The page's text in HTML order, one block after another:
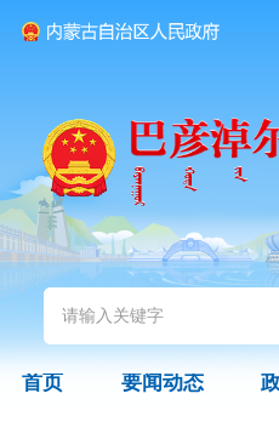
头条 国务院
政务动态
图片新闻
政务公开
首页 要闻动态